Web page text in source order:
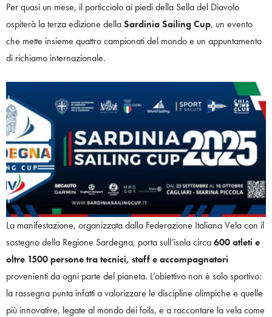
Per quasi un mese, il porticciolo ai piedi della Sella del Diavolo
ospiterà la terza edizione dellaSardinia Sailing Cup, un evento
che mette insieme quattro campionati del mondo e un appuntamento
di richiamo internazionale.
La manifestazione, organizzata dalla Federazione Italiana Vela con il
sostegno della Regione Sardegna, porta sull’isola circa600 atleti e
oltre 1500 persone tra tecnici, staff e accompagnatori
provenienti da ogni parte del pianeta. L’obiettivo non è solo sportivo:
la rassegna punta infatti a valorizzare le discipline olimpiche e quelle
più innovative, legate al mondo dei foils, e a raccontare la vela come